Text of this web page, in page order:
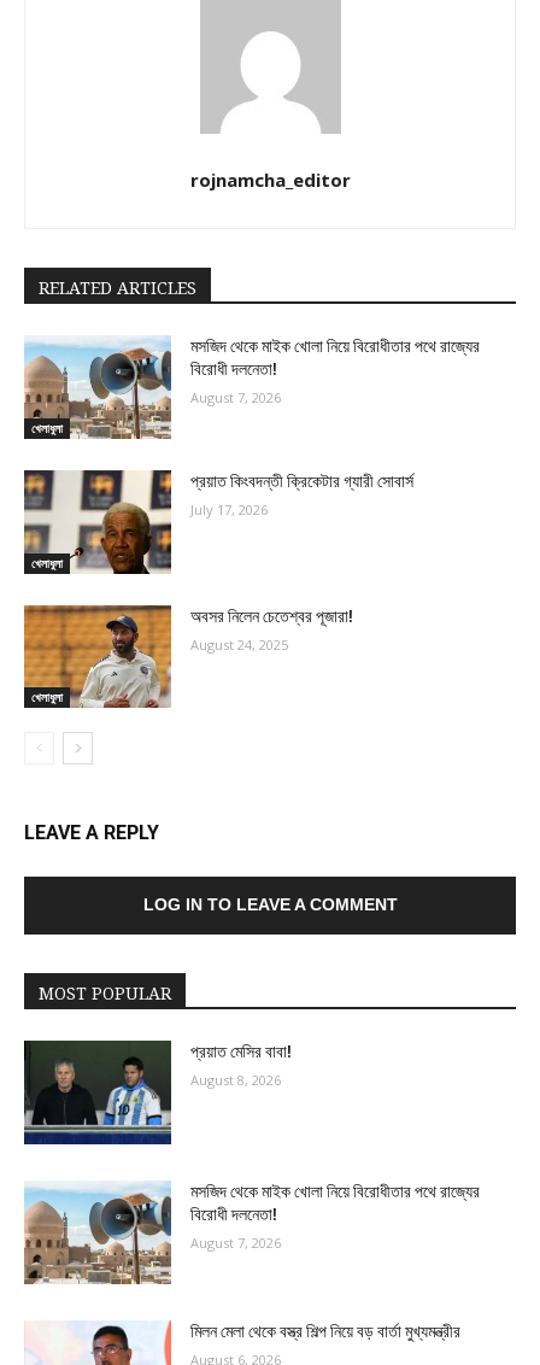
rojnamcha_editor
RELATED ARTICLES
খেলাধুলা
মসজিদ থেকে মাইক খোলা নিয়ে বিরোধীতার পথে রাজ্যের
বিরোধী দলনেতা!
August 7, 2026
খেলাধুলা
প্রয়াত কিংবদন্তী ক্রিকেটার গ্যারী সোবার্স
July 17, 2026
খেলাধুলা
অবসর নিলেন চেতেশ্বর পূজারা!
August 24, 2025
LEAVE A REPLY
LOG IN TO LEAVE A COMMENT
MOST POPULAR
প্রয়াত মেসির বাবা!
August 8, 2026
মসজিদ থেকে মাইক খোলা নিয়ে বিরোধীতার পথে রাজ্যের
বিরোধী দলনেতা!
August 7, 2026
মিলন মেলা থেকে বস্ত্র শিল্প নিয়ে বড় বার্তা মুখ্যমন্ত্রীর
August 6, 2026